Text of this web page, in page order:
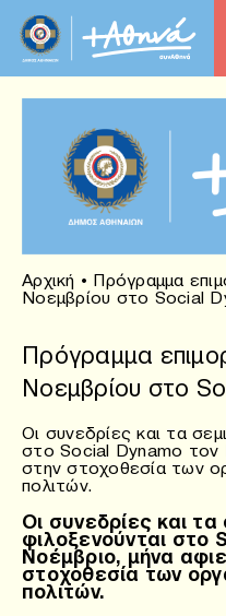
Αρχική • Πρόγραμμα
Νοεμβρίου στο Social
Πρόγραμμα
Νοεμβρίου στο
Οι συνεδρίες και τα
στο Social Dynamo τον
στην στοχοθεσία των
πολιτών.
Οι συνεδρίες και τα
φιλοξενούνται στο
Νοέμβριο, μήνα
στοχοθεσία των
πολιτών.